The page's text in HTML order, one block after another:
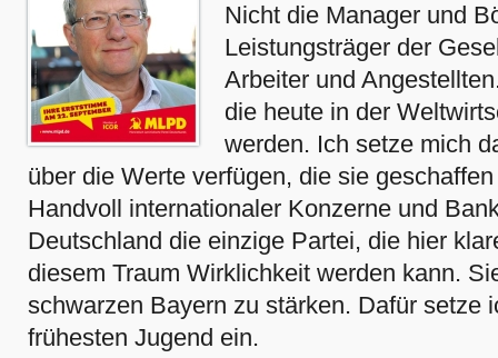
Nicht die Manager und
Leistungsträger der
Arbeiter und
die heute in der
werden. Ich setze mich
über die Werte verfügen, die sie
Handvoll internationaler Konzerne und
Deutschland die einzige Partei, die hier
diesem Traum Wirklichkeit werden kann.
schwarzen Bayern zu stärken. Dafür setze
frühesten Jugend ein.